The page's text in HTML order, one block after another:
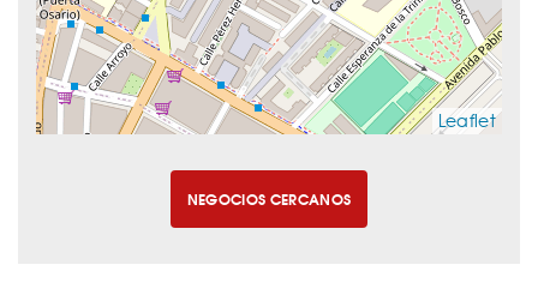
Leaflet
NEGOCIOS CERCANOS